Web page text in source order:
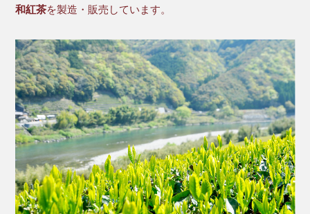
和紅茶を製造・販売しています。